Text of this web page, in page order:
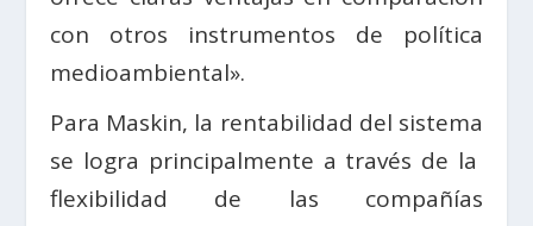
con otros instrumentos de política
medioambiental».
Para Maskin, la rentabilidad del sistema
se logra principalmente a través de la
flexibilidad de las compañías